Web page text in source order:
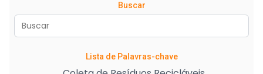
Buscar
Lista de Palavras-chave